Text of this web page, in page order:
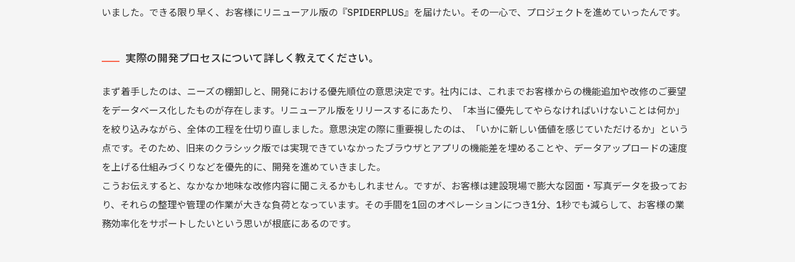
いました。できる限り早く、お客様にリニューアル版の『SPIDERPLUS』を届けたい。その一心で、プロジェクトを進めていったんです。
実際の開発プロセスについて詳しく教えてください。
まず着手したのは、ニーズの棚卸しと、開発における優先順位の意思決定です。社内には、これまでお客様からの機能追加や改修のご要望
をデータベース化したものが存在します。リニューアル版をリリースするにあたり、「本当に優先してやらなければいけないことは何か」
を絞り込みながら、全体の工程を仕切り直しました。意思決定の際に重要視したのは、「いかに新しい価値を感じていただけるか」という
点です。そのため、旧来のクラシック版では実現できていなかったブラウザとアプリの機能差を埋めることや、データアップロードの速度
を上げる仕組みづくりなどを優先的に、開発を進めていきました。
こうお伝えすると、なかなか地味な改修内容に聞こえるかもしれません。ですが、お客様は建設現場で膨大な図面・写真データを扱ってお
り、それらの整理や管理の作業が大きな負荷となっています。その手間を1回のオペレーションにつき1分、1秒でも減らして、お客様の業
務効率化をサポートしたいという思いが根底にあるのです。